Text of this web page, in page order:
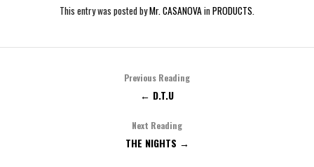
This entry was posted byMr. CASANOVAinPRODUCTS
Previous Reading
← D.T.U
Next Reading
THE NIGHTS →